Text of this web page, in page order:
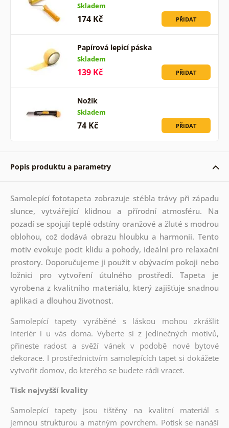
Skladem
174 Kč PŘIDAT
Papírová lepicí páska
Skladem
139 Kč PŘIDAT
Nožík
Skladem
74 Kč PŘIDAT
Popis produktu a parametry
Samolepící fototapeta zobrazuje stébla trávy při západu
slunce, vytvářející klidnou a přírodní atmosféru. Na
pozadí se spojují teplé odstíny oranžové a žluté s modrou
oblohou, což dodává obrazu hloubku a harmonii. Tento
motiv evokuje pocit klidu a pohody, ideální pro relaxační
prostory. Doporučujeme ji použít v obývacím pokoji nebo
ložnici pro vytvoření útulného prostředí. Tapeta je
vyrobena z kvalitního materiálu, který zajišťuje snadnou
aplikaci a dlouhou životnost.
Samolepící tapety vyráběné s láskou mohou zkrášlit
interiér i u vás doma. Vyberte si z jedinečných motivů,
přineste radost a svěží vánek v podobě nové bytové
dekorace. I prostřednictvím samolepících tapet si dokážete
vytvořit domov, do kterého se budete rádi vracet.
Tisk nejvyšší kvality
Samolepící tapety jsou tištěny na kvalitní materiál s
jemnou strukturou a matným povrchem. Potisk se nanáší